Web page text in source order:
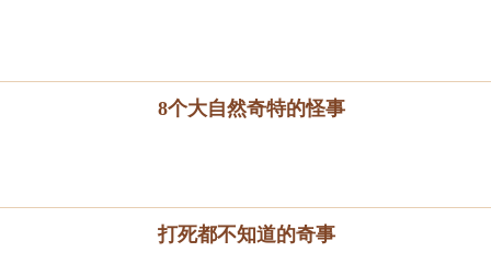
8个大自然奇特的怪事
打死都不知道的奇事